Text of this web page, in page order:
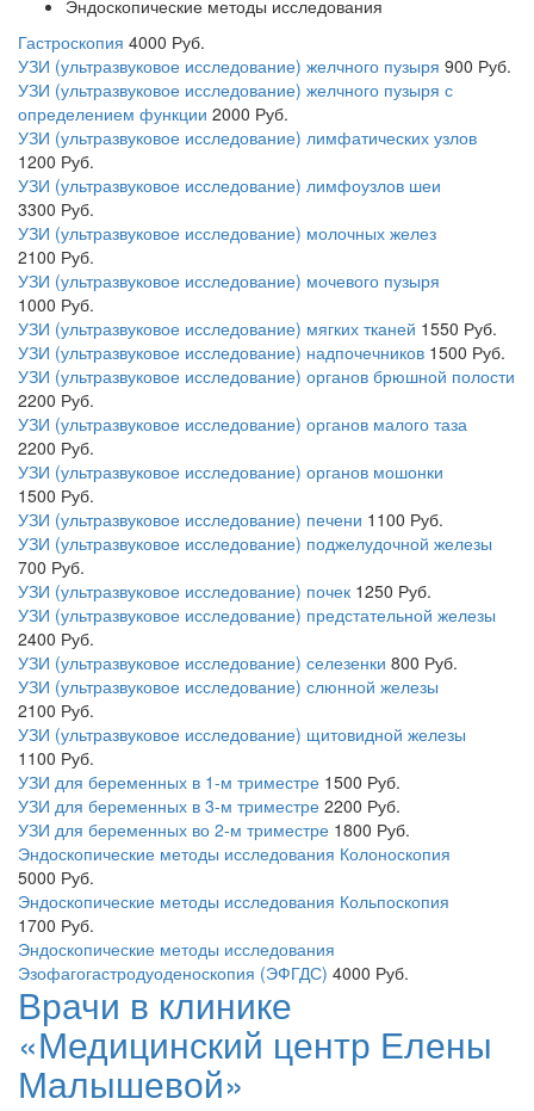
Эндоскопические методы исследования
Гастроскопия 4000 Руб.
УЗИ (ультразвуковое исследование) желчного пузыря 900 Руб.
УЗИ (ультразвуковое исследование) желчного пузыря с
определением функции 2000 Руб.
УЗИ (ультразвуковое исследование) лимфатических узлов
1200 Руб.
УЗИ (ультразвуковое исследование) лимфоузлов шеи
3300 Руб.
УЗИ (ультразвуковое исследование) молочных желез
2100 Руб.
УЗИ (ультразвуковое исследование) мочевого пузыря
1000 Руб.
УЗИ (ультразвуковое исследование) мягких тканей 1550 Руб.
УЗИ (ультразвуковое исследование) надпочечников 1500 Руб.
УЗИ (ультразвуковое исследование) органов брюшной полости
2200 Руб.
УЗИ (ультразвуковое исследование) органов малого таза
2200 Руб.
УЗИ (ультразвуковое исследование) органов мошонки
1500 Руб.
УЗИ (ультразвуковое исследование) печени 1100 Руб.
УЗИ (ультразвуковое исследование) поджелудочной железы
700 Руб.
УЗИ (ультразвуковое исследование) почек 1250 Руб.
УЗИ (ультразвуковое исследование) предстательной железы
2400 Руб.
УЗИ (ультразвуковое исследование) селезенки 800 Руб.
УЗИ (ультразвуковое исследование) слюнной железы
2100 Руб.
УЗИ (ультразвуковое исследование) щитовидной железы
1100 Руб.
УЗИ для беременных в 1-м триместре 1500 Руб.
УЗИ для беременных в 3-м триместре 2200 Руб.
УЗИ для беременных во 2-м триместре 1800 Руб.
Эндоскопические методы исследования Колоноскопия
5000 Руб.
Эндоскопические методы исследования Кольпоскопия
1700 Руб.
Эндоскопические методы исследования
Эзофагогастродуоденоскопия (ЭФГДС) 4000 Руб.
Врачи в клинике
«Медицинский центр Елены
Малышевой»